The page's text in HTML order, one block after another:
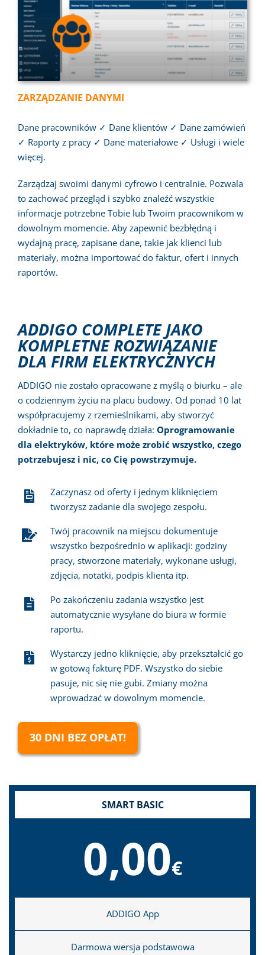
ZARZĄDZANIE DANYMI
Dane pracowników ✓ Dane klientów ✓ Dane zamówień
✓ Raporty z pracy ✓ Dane materiałowe ✓ Usługi i wiele
więcej.
Zarządzaj swoimi danymi cyfrowo i centralnie. Pozwala
to zachować przegląd i szybko znaleźć wszystkie
informacje potrzebne Tobie lub Twoim pracownikom w
dowolnym momencie. Aby zapewnić bezbłędną i
wydajną pracę, zapisane dane, takie jak klienci lub
materiały, można importować do faktur, ofert i innych
raportów.
ADDIGO COMPLETE JAKO
KOMPLETNE ROZWIĄZANIE
DLA FIRM ELEKTRYCZNYCH
ADDIGO nie zostało opracowane z myślą o biurku – ale
o codziennym życiu na placu budowy. Od ponad 10 lat
współpracujemy z rzemieślnikami, aby stworzyć
dokładnie to, co naprawdę działa: Oprogramowanie
dla elektryków, które może zrobić wszystko, czego
potrzebujesz i nic, co Cię powstrzymuje.
Zaczynasz od oferty i jednym kliknięciem
tworzysz zadanie dla swojego zespołu.
Twój pracownik na miejscu dokumentuje
wszystko bezpośrednio w aplikacji: godziny
pracy, stworzone materiały, wykonane usługi,
zdjęcia, notatki, podpis klienta itp.
Po zakończeniu zadania wszystko jest
automatycznie wysyłane do biura w formie
raportu.
Wystarczy jedno kliknięcie, aby przekształcić go
w gotową fakturę PDF. Wszystko do siebie
pasuje, nic się nie gubi. Zmiany można
wprowadzać w dowolnym momencie.
30 DNI BEZ OPŁAT!
SMART BASIC
0,00€
ADDIGO App
Darmowa wersja podstawowa